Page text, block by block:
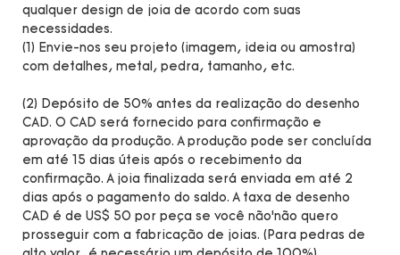
qualquer design de joia de acordo com suas
necessidades.
(1) Envie-nos seu projeto (imagem, ideia ou amostra)
com detalhes, metal, pedra, tamanho, etc.
(2) Depósito de 50% antes da realização do desenho
CAD. O CAD será fornecido para confirmação e
aprovação da produção. A produção pode ser concluída
em até 15 dias úteis após o recebimento da
confirmação. A joia finalizada será enviada em até 2
dias após o pagamento do saldo. A taxa de desenho
CAD é de US$ 50 por peça se você não’não quero
prosseguir com a fabricação de joias. (Para pedras de